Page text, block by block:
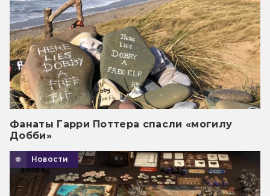
Фанаты Гарри Поттера спасли «могилу
Добби»
Новости